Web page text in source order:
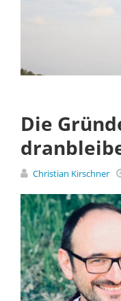
Die
Christian Kirschner